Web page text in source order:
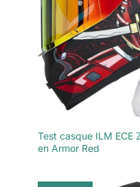
Test casque ILM ECE
en Armor Red